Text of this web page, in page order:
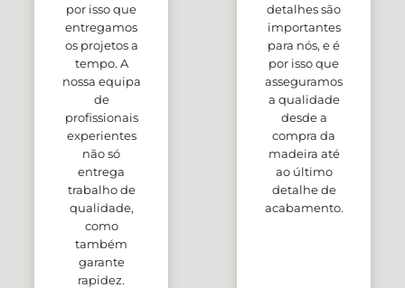
por isso que
entregamos
os projetos a
tempo. A
nossa equipa
de
profissionais
experientes
não só
entrega
trabalho de
qualidade,
como
também
garante
rapidez.
detalhes são
importantes
para nós, e é
por isso que
asseguramos
a qualidade
desde a
compra da
madeira até
ao último
detalhe de
acabamento.